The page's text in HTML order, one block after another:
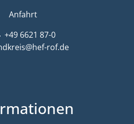
Anfahrt
+49 6621 87-0
rof.de